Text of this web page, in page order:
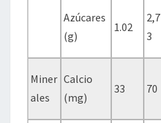
Azúcares
(g)
1.02
2,7
3
Miner
ales
Calcio
(mg)
33 70